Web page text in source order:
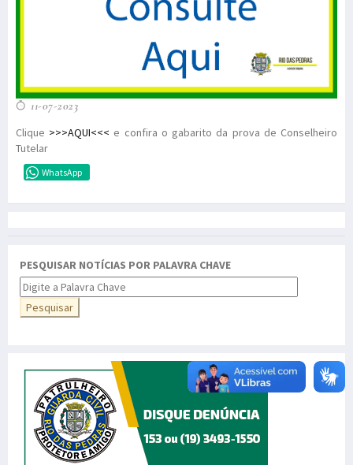
11-07-2023
Clique >>>AQUI<<< e confira o gabarito da prova de Conselheiro
Tutelar
WhatsApp
PESQUISAR NOTÍCIAS POR PALAVRA CHAVE